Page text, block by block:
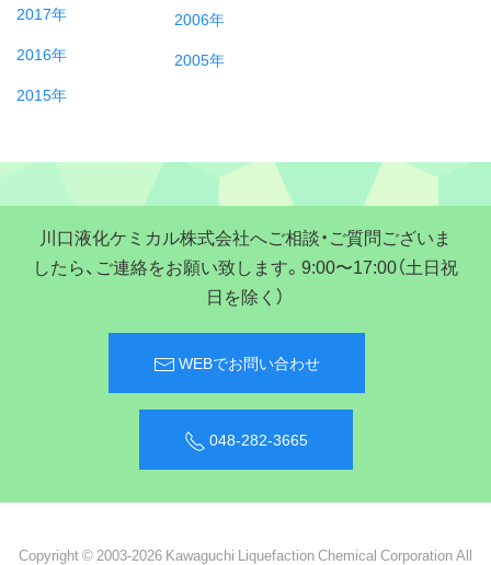
2017年
2016年
2015年
2006年
2005年
川口液化ケミカル株式会社へご相談・ご質問ございま
したら、ご連絡をお願い致します。9:00〜17:00（土日祝
日を除く）
WEBでお問い合わせ
048-282-3665
Copyright © 2003-2026 Kawaguchi Liquefaction Chemical Corporation All